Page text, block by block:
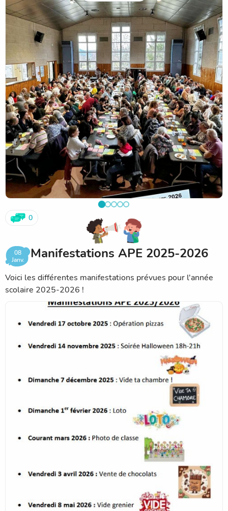
Merci aux nombreux donateurs !
Bravo aux gagnants !
Et encore MERCI à tous les parents qui ont aidé et œuvré
pour faire de cet événement une belle réussite !
0
08
Janv.
Manifestations APE 2025-2026
Voici les différentes manifestations prévues pour l'année
scolaire 2025-2026 !